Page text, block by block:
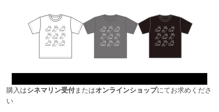
購入はシネマリン受付またはオンラインショップにてお求めくださ
い